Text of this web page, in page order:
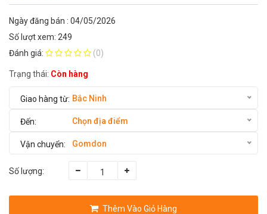
Ngày đăng bán : 04/05/2026
Số lượt xem: 249
Đánh giá:
(0)
Trạng thái: Còn hàng
Bắc Ninh
Chọn địa điểm
Gomdon
Số lượng:
Thêm Vào Giỏ Hàng